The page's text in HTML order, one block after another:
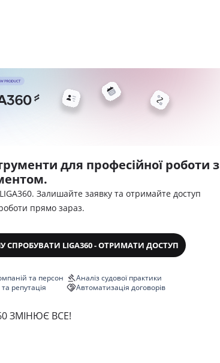
для професійної роботи з
Залишайте заявку та отримайте доступ
прямо зараз.
СПРОБУВАТИ LIGA360 - ОТРИМАТИ ДОСТУП
та персон
репутація
Аналіз судової практики
Автоматизація договорів
ЗМІНЮЄ ВСЕ!